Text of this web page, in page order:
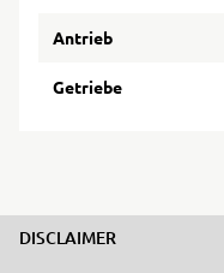
Antrieb
Getriebe
DISCLAIMER